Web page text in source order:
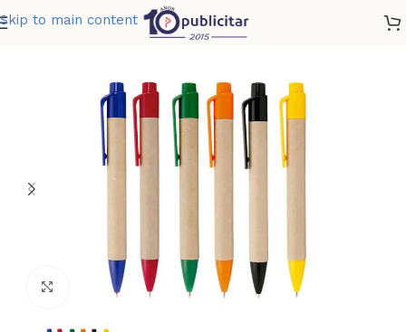
Skip to main content
BOLIGRAFO MADEIRA
Clic para ampliar